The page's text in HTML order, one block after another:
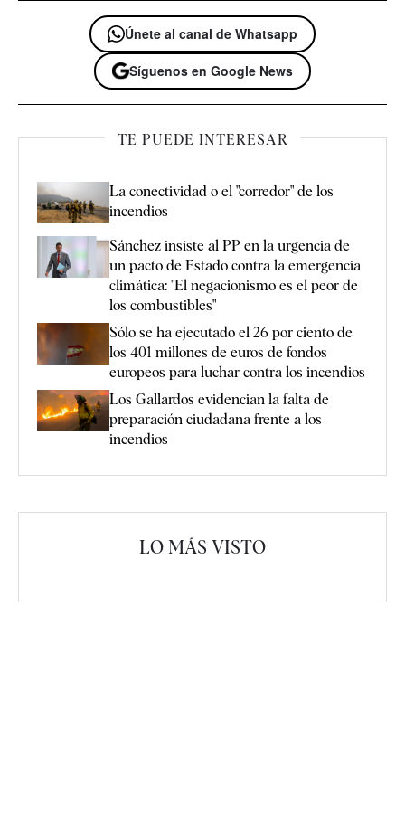
Únete al canal de Whatsapp
Síguenos en Google News
TE PUEDE INTERESAR
La conectividad o el "corredor" de los
incendios
Sánchez insiste al PP en la urgencia de
un pacto de Estado contra la emergencia
climática: "El negacionismo es el peor de
los combustibles"
Sólo se ha ejecutado el 26 por ciento de
los 401 millones de euros de fondos
europeos para luchar contra los incendios
Los Gallardos evidencian la falta de
preparación ciudadana frente a los
incendios
LO MÁS VISTO